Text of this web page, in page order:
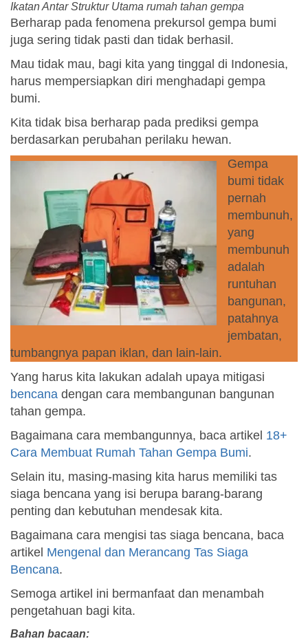
Ikatan Antar Struktur Utama rumah tahan gempa
Berharap pada fenomena prekursol gempa bumi
juga sering tidak pasti dan tidak berhasil.
Mau tidak mau, bagi kita yang tinggal di Indonesia,
harus mempersiapkan diri menghadapi gempa
bumi.
Kita tidak bisa berharap pada prediksi gempa
berdasarkan perubahan perilaku hewan.
Gempa
bumi tidak
pernah
membunuh,
yang
membunuh
adalah
runtuhan
bangunan,
patahnya
jembatan,
tumbangnya papan iklan, dan lain-lain.
Yang harus kita lakukan adalah upaya mitigasi
bencana dengan cara membangunan bangunan
tahan gempa.
Bagaimana cara membangunnya, baca artikel 18+
Cara Membuat Rumah Tahan Gempa Bumi.
Selain itu, masing-masing kita harus memiliki tas
siaga bencana yang isi berupa barang-barang
penting dan kebutuhan mendesak kita.
Bagaimana cara mengisi tas siaga bencana, baca
artikel Mengenal dan Merancang Tas Siaga
Bencana.
Semoga artikel ini bermanfaat dan menambah
pengetahuan bagi kita.
Bahan bacaan: